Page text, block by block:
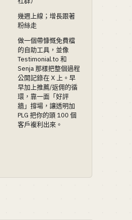
幾週上線；增長跟著
粉絲走
做一個帶慷慨免費檔
的自助工具，並像
Testimonial.to 和
Senja 那樣把整個過程
公開記錄在 X 上。早
早加上推薦/返佣的循
環，靠一面「好評
牆」撐場，讓透明加
PLG 把你的頭 100 個
客戶複利出來。